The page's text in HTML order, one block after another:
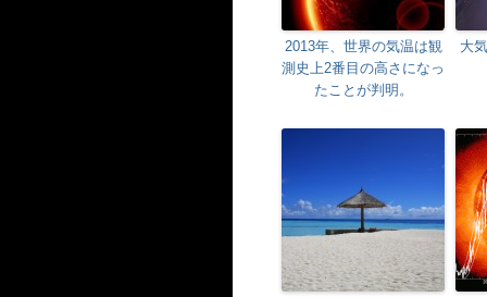
2013年、世界の気温は観
測史上2番目の高さになっ
たことが判明。
大